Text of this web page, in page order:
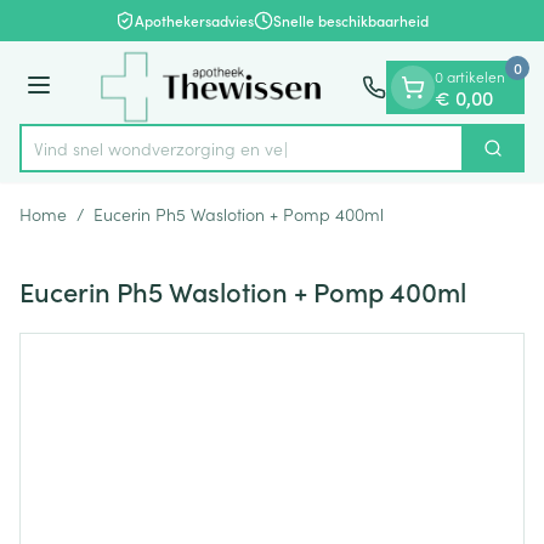
Ga naar de inhoudApothekersadvies Snelle beschikbaarheid
Menu
Product, merk, categorie...
Vind snel wondverzorgi Zoek
0 artikelen
€ 0,00
0
Home / Eucerin Ph5 Waslotion + Pomp 400ml
Eucerin Ph5 Waslotion + Pomp 400ml